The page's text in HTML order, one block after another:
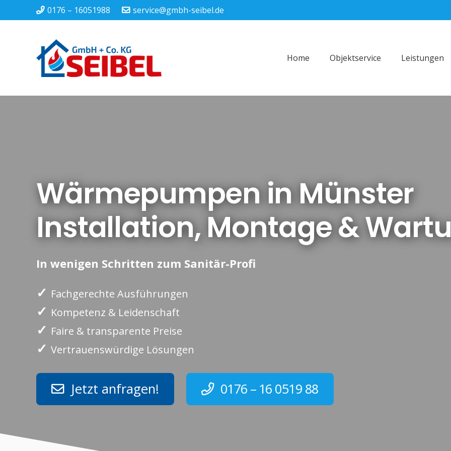
0176 – 16051988 service@gmbh-seibel.de
Home Objektservice Leistungen
Wärmepumpen in Münster
Installation, Montage &
In wenigen Schritten zum Sanitär-Profi
✓ Fachgerechte Ausführungen
✓ Kompetenz & Leidenschaft
✓ Faire & transparente Preise
✓ Vertrauenswürdige Lösungen
Jetzt anfragen! 0176 – 16 0519 88